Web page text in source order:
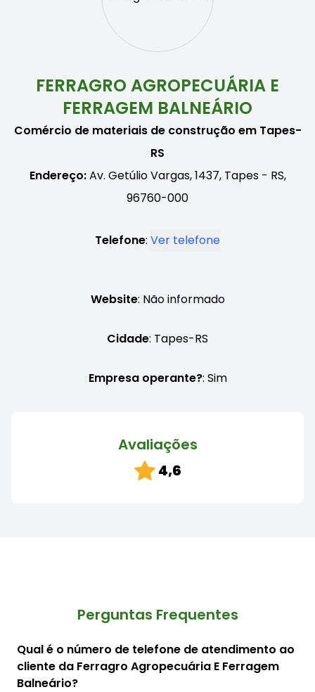
FERRAGRO AGROPECUÁRIA E
FERRAGEM BALNEÁRIO
Comércio de materiais de construção em Tapes-
RS
Endereço:Av. Getúlio Vargas, 1437, Tapes - RS,
96760-000
Telefone: Ver telefone
Website: Não informado
Cidade: Tapes-RS
Empresa operante?: Sim
Avaliações
4,6
Perguntas Frequentes
Qual é o número de telefone de atendimento ao
cliente da Ferragro Agropecuária E Ferragem
Balneário?